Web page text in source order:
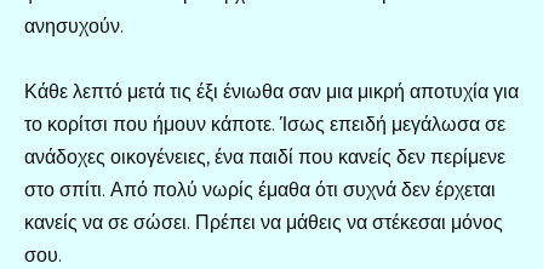
ανησυχούν.
Κάθε λεπτό μετά τις έξι ένιωθα σαν μια μικρή αποτυχία για
το κορίτσι που ήμουν κάποτε. Ίσως επειδή μεγάλωσα σε
ανάδοχες οικογένειες, ένα παιδί που κανείς δεν περίμενε
στο σπίτι. Από πολύ νωρίς έμαθα ότι συχνά δεν έρχεται
κανείς να σε σώσει. Πρέπει να μάθεις να στέκεσαι μόνος
σου.